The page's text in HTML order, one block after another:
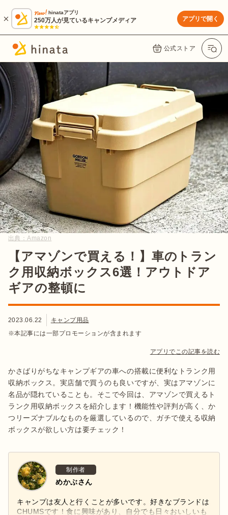
hinataアプリ
250万人が見ているキャンプメディア アプリで開く
公式ストア
出典：Amazon
【アマゾンで買える！】車のトラン
ク用収納ボックス6選！アウトドア
ギアの整頓に
2023.06.22
キャンプ用品
※本記事には一部プロモーションが含まれます
アプリでこの記事を読む
かさばりがちなキャンプギアの車への搭載に便利なトランク用
収納ボックス。実店舗で買うのも良いですが、実はアマゾンに
名品が隠れていることも。そこで今回は、アマゾンで買えるト
ランク用収納ボックスを紹介します！機能性や評判が高く、か
つリーズナブルなものを厳選しているので、ガチで使える収納
ボックスが欲しい方は要チェック！
制作者
めかぶさん
キャンプは友人と行くことが多いです。好きなブランドは
CHUMSです！食に興味があり、自分でも日々おいしいも